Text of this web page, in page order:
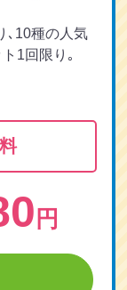
､10種の人気
1回限り｡
円